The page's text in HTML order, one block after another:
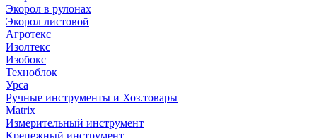
Экорол в рулонах
Экорол листовой
Агротекс
Изолтекс
Изобокс
Техноблок
Урса
Ручные инструменты и Хоз.товары
Matrix
Измерительный инструмент
Крепежный инструмент